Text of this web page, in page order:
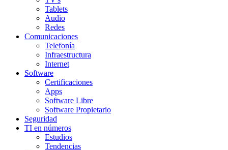
Tablets
Audio
Redes
Comunicaciones
Telefonía
Infraestructura
Internet
Software
Certificaciones
Apps
Software Libre
Software Propietario
Seguridad
TI en números
Estudios
Tendencias